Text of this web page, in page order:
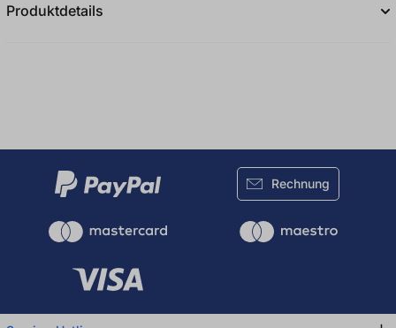
Produktdetails
Rechnung